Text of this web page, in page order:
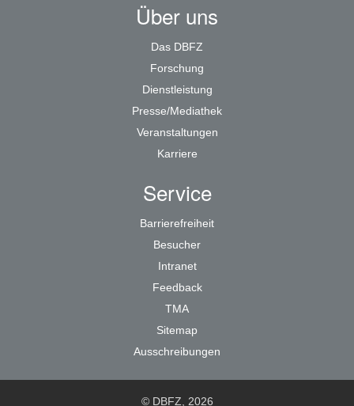
Über uns
Das DBFZ
Forschung
Dienstleistung
Presse/Mediathek
Veranstaltungen
Karriere
Service
Barrierefreiheit
Besucher
Intranet
Feedback
TMA
Sitemap
Ausschreibungen
© DBFZ, 2026